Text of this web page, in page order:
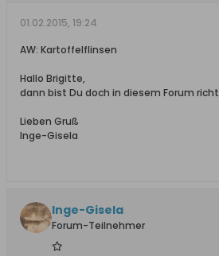
01.02.2015, 19:24
AW: Kartoffelflinsen
Hallo Brigitte,
dann bist Du doch in diesem Forum
Lieben Gruß
Inge-Gisela
Inge-Gisela
Forum-Teilnehmer